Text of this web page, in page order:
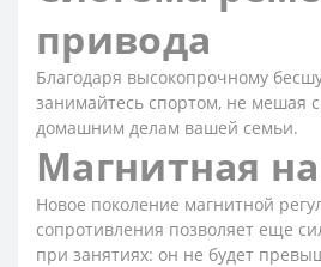
привода
Благодаря высокопрочному
занимайтесь спортом, не мешая
домашним делам вашей семьи.
Магнитная
Новое поколение магнитной
сопротивления позволяет еще
при занятиях: он не будет